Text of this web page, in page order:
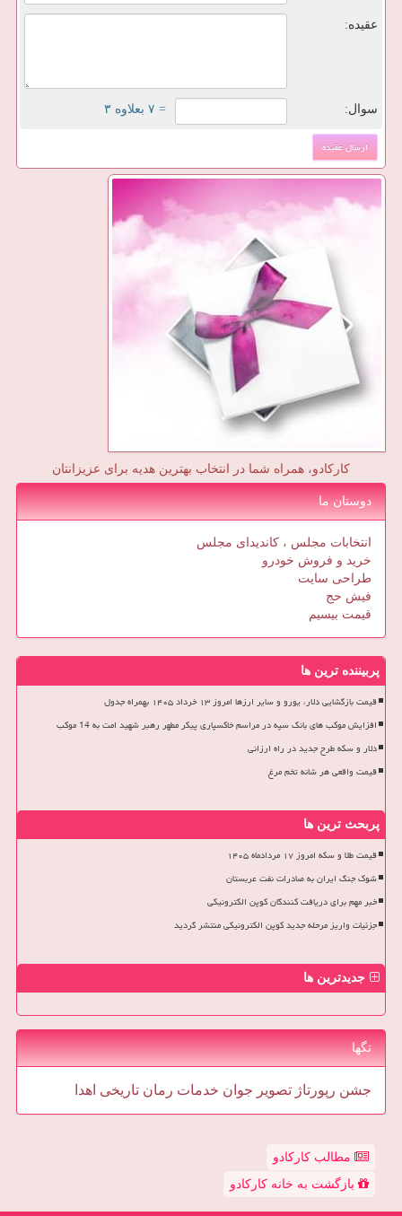
عقیده:
سوال: = ۷ بعلاوه ۳
کارکادو، همراه شما در انتخاب بهترین هدیه برای عزیزانتان
دوستان ما
انتخابات مجلس ، کاندیدای مجلس
خرید و فروش خودرو
طراحی سایت
فیش حج
قیمت بیسیم
پربیننده ترین ها
قیمت بازگشایی دلار، یورو و سایر ارزها امروز ۱۳ خرداد ۱۴۰۵ بهمراه جدول
افزایش موکب های بانک سپه در مراسم خاکسپاری پیکر مطهر رهبر شهید امت به 14 موکب
دلار و سکه طرح جدید در راه ارزانی
قیمت واقعی هر شانه تخم مرغ
پربحث ترین ها
قیمت طلا و سکه امروز ۱۷ مردادماه ۱۴۰۵
شوک جنگ ایران به صادرات نفت عربستان
خبر مهم برای دریافت کنندگان کوپن الکترونیکی
جزئیات واریز مرحله جدید کوپن الکترونیکی منتشر گردید
جدیدترین ها
تگها
جشن رپورتاژ تصویر جوان خدمات رمان تاریخی اهدا
مطالب کارکادو
بازگشت به خانه کارکادو